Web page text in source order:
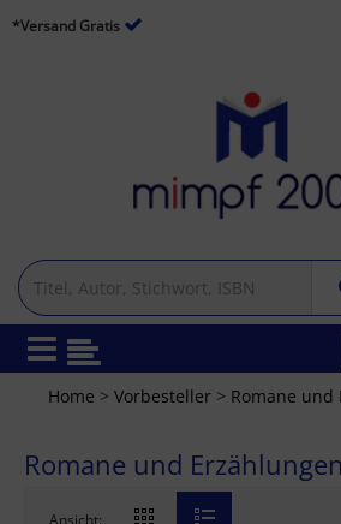
*Versand Gratis
Home > Vorbesteller > Romane und
Romane und
Ansicht: